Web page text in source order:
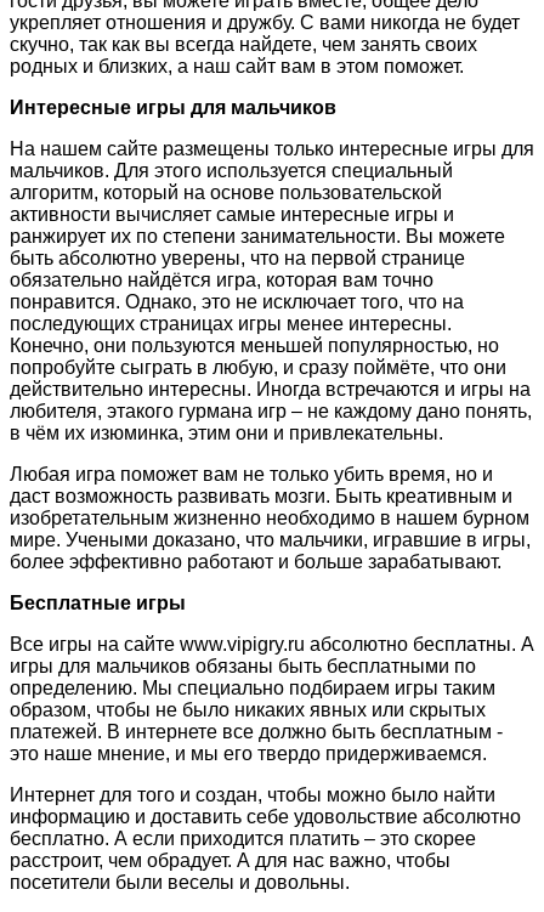
укрепляет отношения и дружбу. С вами никогда не будет
скучно, так как вы всегда найдете, чем занять своих
родных и близких, а наш сайт вам в этом поможет.
Интересные игры для мальчиков
На нашем сайте размещены только интересные игры для
мальчиков. Для этого используется специальный
алгоритм, который на основе пользовательской
активности вычисляет самые интересные игры и
ранжирует их по степени занимательности. Вы можете
быть абсолютно уверены, что на первой странице
обязательно найдётся игра, которая вам точно
понравится. Однако, это не исключает того, что на
последующих страницах игры менее интересны.
Конечно, они пользуются меньшей популярностью, но
попробуйте сыграть в любую, и сразу поймёте, что они
действительно интересны. Иногда встречаются и игры на
любителя, этакого гурмана игр – не каждому дано понять,
в чём их изюминка, этим они и привлекательны.
Любая игра поможет вам не только убить время, но и
даст возможность развивать мозги. Быть креативным и
изобретательным жизненно необходимо в нашем бурном
мире. Учеными доказано, что мальчики, игравшие в игры,
более эффективно работают и больше зарабатывают.
Бесплатные игры
Все игры на сайте www.vipigry.ru абсолютно бесплатны. А
игры для мальчиков обязаны быть бесплатными по
определению. Мы специально подбираем игры таким
образом, чтобы не было никаких явных или скрытых
платежей. В интернете все должно быть бесплатным -
это наше мнение, и мы его твердо придерживаемся.
Интернет для того и создан, чтобы можно было найти
информацию и доставить себе удовольствие абсолютно
бесплатно. А если приходится платить – это скорее
расстроит, чем обрадует. А для нас важно, чтобы
посетители были веселы и довольны.